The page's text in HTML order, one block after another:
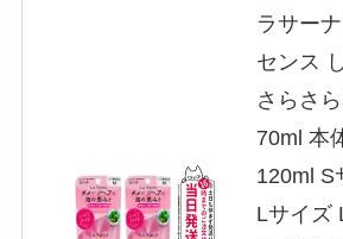
ラサー
センス
さらさ
70ml 本
120ml S
Lサイズ